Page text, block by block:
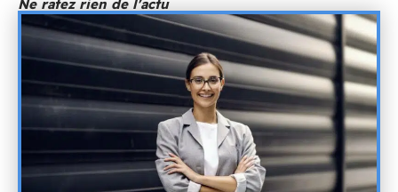
Ne ratez rien de l'actu